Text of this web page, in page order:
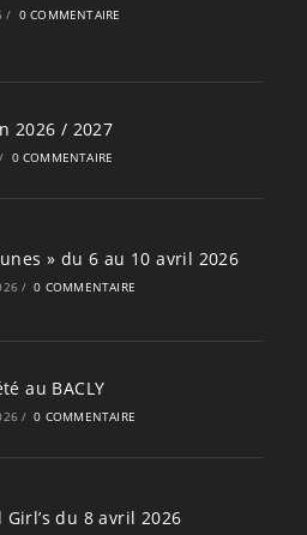
/ 0 COMMENTAIRE
2026 / 2027
/ 0 COMMENTAIRE
» du 6 au 10 avril 2026
/ 0 COMMENTAIRE
au BACLY
/ 0 COMMENTAIRE
Girl’s du 8 avril 2026